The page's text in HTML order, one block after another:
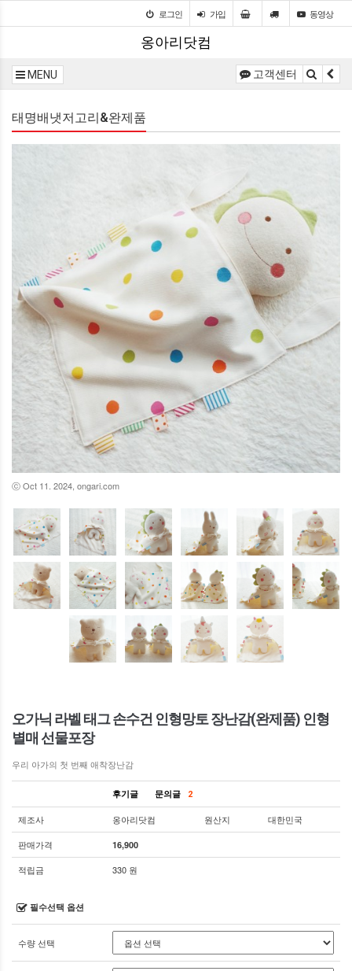
로그인 가입 동영상
옹아리닷컴
MENU 고객센터
태명배냇저고리&완제품
ⓒ Oct 11. 2024, ongari.com
오가닉 라벨 태그 손수건 인형망토 장난감(완제품) 인형
별매 선물포장
우리 아가의 첫 번째 애착장난감
후기글 문의글 2
제조사 옹아리닷컴 원산지
대한민국
판매가격
16,900
적립금 330 원
필수선택 옵션
수량 선택